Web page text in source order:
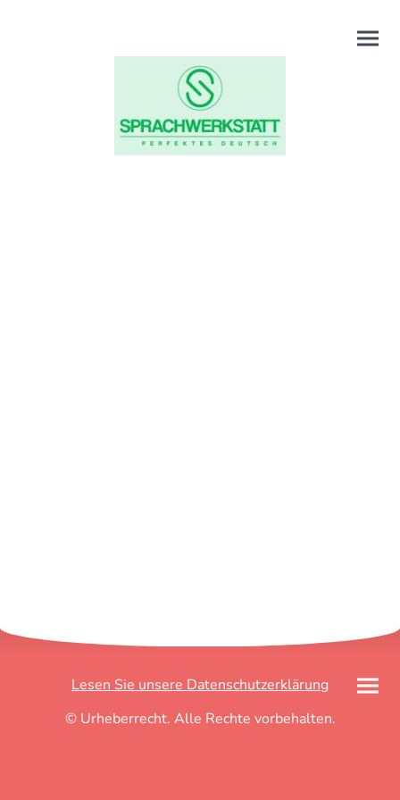
Lesen Sie unsere Datenschutzerklärung
© Urheberrecht. Alle Rechte vorbehalten.